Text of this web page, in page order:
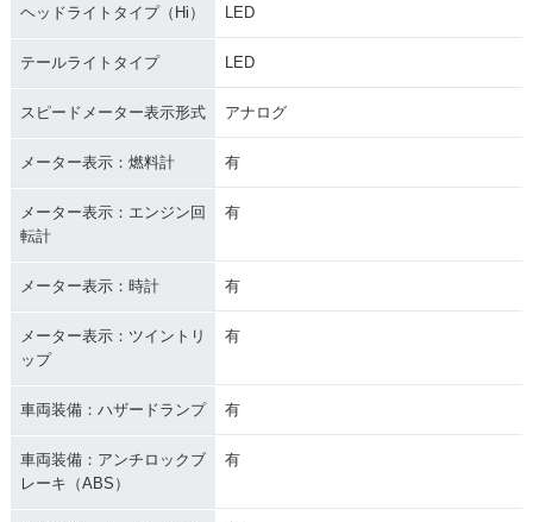
ヘッドライトタイプ（Hi） LED
テールライトタイプ LED
スピードメーター表示形式 アナログ
メーター表示：燃料計 有
メーター表示：エンジン回
転計
有
メーター表示：時計 有
メーター表示：ツイントリ
ップ
有
車両装備：ハザードランプ 有
車両装備：アンチロックブ
レーキ（ABS）
有